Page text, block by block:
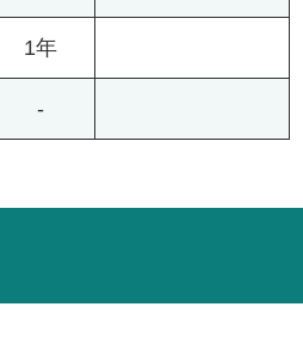
1年
-